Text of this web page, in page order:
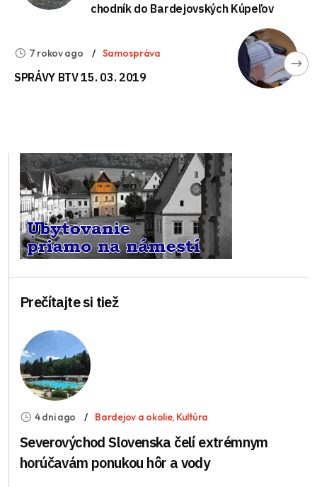
chodník do Bardejovských Kúpeľov
7 rokov ago Samospráva
SPRÁVY BTV 15. 03. 2019
Prečítajte si tiež
4 dni ago Bardejov a okolie, Kultúra
Severovýchod Slovenska čelí extrémnym
horúčavám ponukou hôr a vody